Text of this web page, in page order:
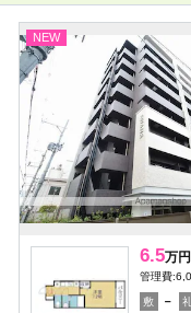
NEW
6.5万円
管理費
敷 －